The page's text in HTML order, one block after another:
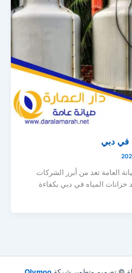
في دبي
العامة تعد من أبرز الشركات
خزانات المياه في دبي بكفاءة